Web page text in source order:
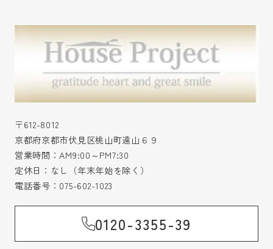
〒612-8012
京都府京都市伏見区桃山町遠山６９
営業時間：AM9:00～PM7:30
定休日：なし（年末年始を除く）
電話番号： 075-602-1023
0120-3355-39